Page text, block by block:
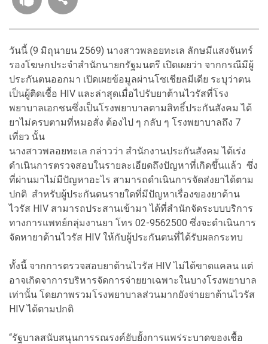
วันนี้ (9 มิถุนายน 2569) นางสาวพลอยทะเล ลักษมีแสงจันทร์
รองโฆษกประจำสำนักนายกรัฐมนตรี เปิดเผยว่า จากกรณีมีผู้
ประกันตนออกมา เปิดเผยข้อมูลผ่านโซเชียลมีเดีย ระบุว่าตน
เป็นผู้ติดเชื้อ HIV และล่าสุดเมื่อไปรับยาต้านไวรัสที่โรง
พยาบาลเอกชนซึ่งเป็นโรงพยาบาลตามสิทธิ์ประกันสังคม ได้
ยาไม่ครบตามที่หมอสั่ง ต้องไป ๆ กลับ ๆ โรงพยาบาลถึง 7
เที่ยว นั้น
นางสาวพลอยทะเล กล่าวว่า สำนักงานประกันสังคม ได้เร่ง
ดำเนินการตรวจสอบในรายละเอียดถึงปัญหาที่เกิดขึ้นแล้ว ซึ่ง
ที่ผ่านมาไม่มีปัญหาอะไร สามารถดำเนินการจัดส่งยาได้ตาม
ปกติ สำหรับผู้ประกันตนรายใดที่มีปัญหาเรื่องของยาต้าน
ไวรัส HIV สามารถประสานเข้ามา ได้ที่สำนักจัดระบบบริการ
ทางการแพทย์กลุ่มงานยา โทร 02-9562500 ซึ่งจะดำเนินการ
จัดหายาต้านไวรัส HIV ให้กับผู้ประกันตนที่ได้รับผลกระทบ
ทั้งนี้ จากการตรวจสอบยาต้านไวรัส HIV ไม่ได้ขาดแคลน แต่
อาจเกิดจาการบริหารจัดการจ่ายยาเฉพาะในบางโรงพยาบาล
เท่านั้น โดยภาพรวมโรงพยาบาลส่วนมากยังจ่ายยาต้านไวรัส
HIV ได้ตามปกติ
“รัฐบาลสนับสนุนการรณรงค์ยับยั้งการแพร่ระบาดของเชื้อ